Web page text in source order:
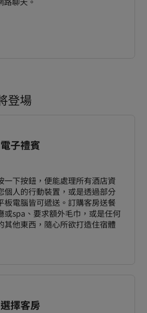
登場
電子禮賓
一下按鈕，便能處理所有酒店資
個人的行動裝置，或是透過部分
板電腦皆可遞送。訂購客房送餐
或spa、要求額外毛巾，或是任何
其他東西，隨心所欲打造住宿體
選擇客房